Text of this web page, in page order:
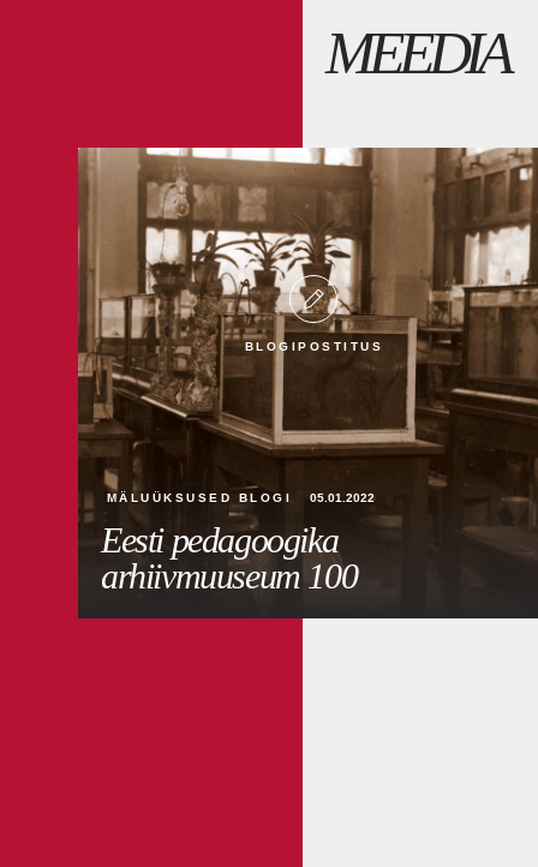
MEEDIA
BLOGIPOSTITUS
MÄLUÜKSUSED BLOGI 05.01.2022
Eesti pedagoogika
arhiivmuuseum 100